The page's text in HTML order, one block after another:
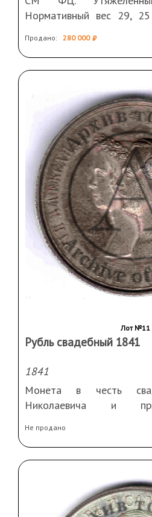
Нормативный вес 29,
Биткин R. Крайне
Состояние AU
Продано: 280 000
Лот №11
Рубль свадебный 1841
1841
Монета в честь
Николаевича и
Тираж 900. Gube F/H.
Не продано